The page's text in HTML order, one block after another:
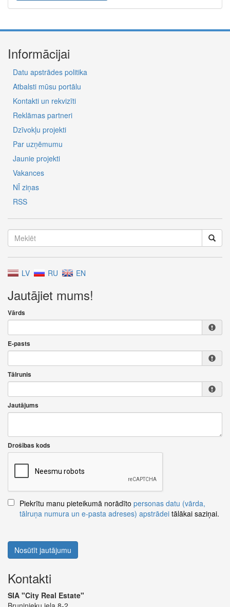
Informācijai
Datu apstrādes politika
Atbalsti mūsu portālu
Kontakti un rekvizīti
Reklāmas partneri
Dzīvokļu projekti
Par uzņēmumu
Jaunie projekti
Vakances
NĪ ziņas
RSS
LV RU EN
Jautājiet mums!
Vārds
E-pasts
Tālrunis
Jautājums
Drošības kods
Piekrītu manu pieteikumā norādīto personas datu (vārda,
tālruņa numura un e-pasta adreses) apstrādei tālākai saziņai.
Nosūtīt jautājumu
Kontakti
SIA "City Real Estate"